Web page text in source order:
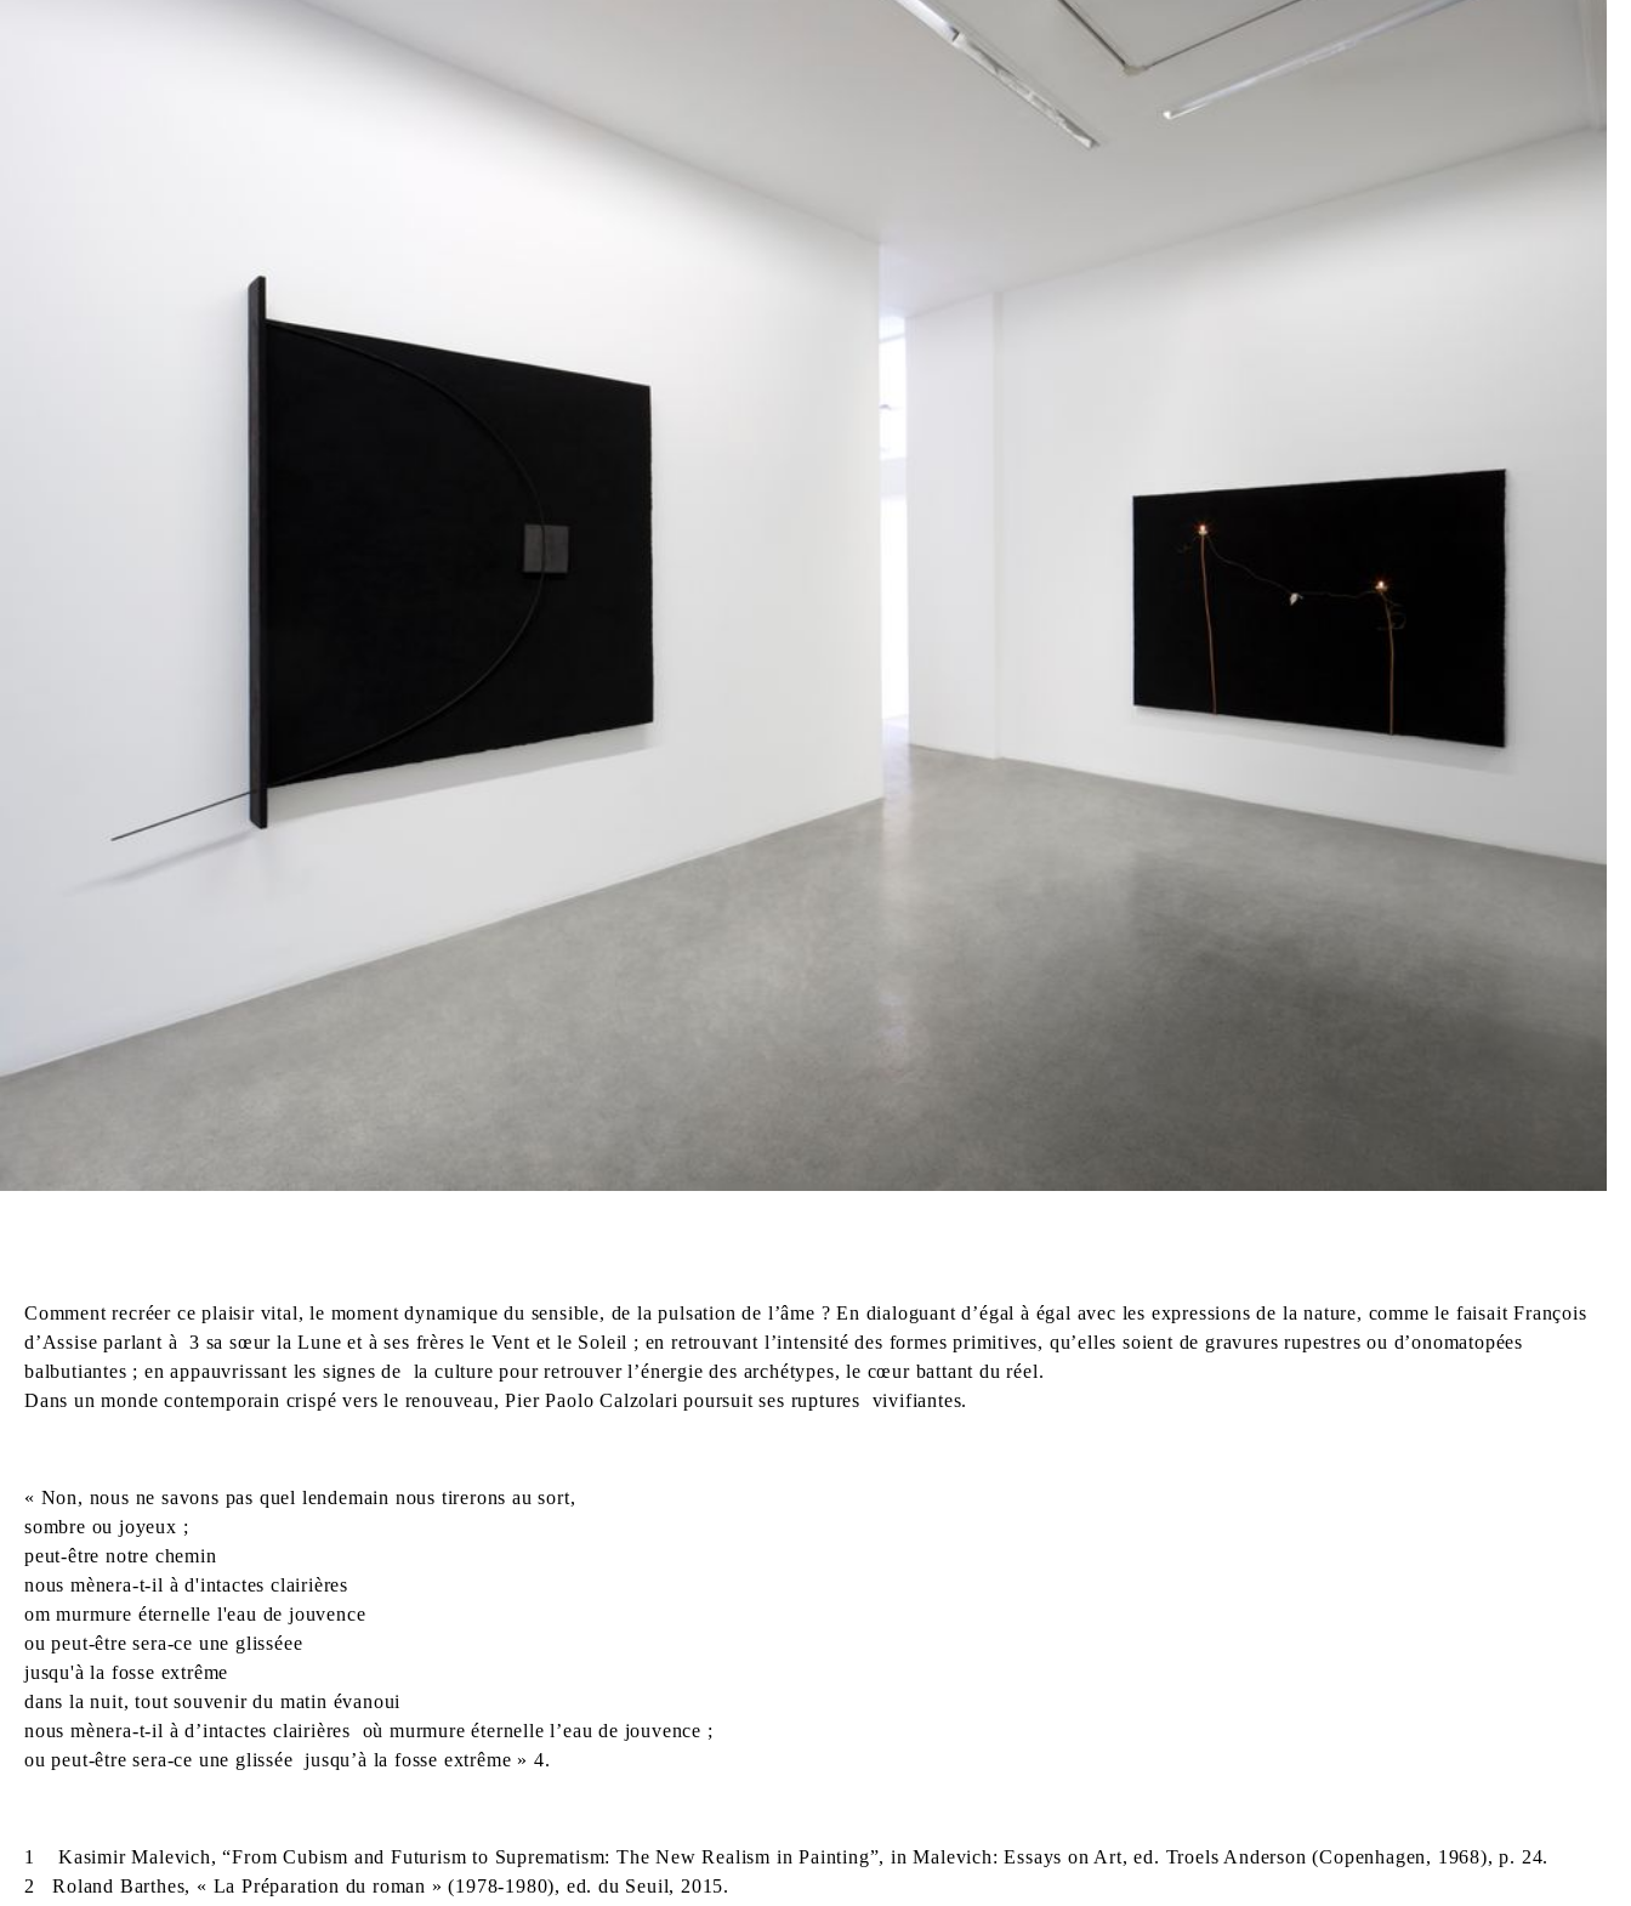
Comment recréer ce plaisir vital, le moment dynamique du sensible, de la pulsation de l’âme ? En dialoguant d’égal à égal avec les expressions de la nature, comme le faisait François
d’Assise parlant à 3 sa sœur la Lune et à ses frères le Vent et le Soleil ; en retrouvant l’intensité des formes primitives, qu’elles soient de gravures rupestres ou d’onomatopées
balbutiantes ; en appauvrissant les signes de la culture pour retrouver l’énergie des archétypes, le cœur battant du réel.
Dans un monde contemporain crispé vers le renouveau, Pier Paolo Calzolari poursuit ses ruptures vivifiantes.
« Non, nous ne savons pas quel lendemain nous tirerons au sort,
sombre ou joyeux ;
peut-être notre chemin
nous mènera-t-il à d'intactes clairières
om murmure éternelle l'eau de jouvence
ou peut-être sera-ce une glisséee
jusqu'à la fosse extrême
dans la nuit, tout souvenir du matin évanoui
nous mènera-t-il à d’intactes clairières où murmure éternelle l’eau de jouvence ;
ou peut-être sera-ce une glissée jusqu’à la fosse extrême » 4.
1 Kasimir Malevich, “From Cubism and Futurism to Suprematism: The New Realism in Painting”, in Malevich: Essays on Art, ed. Troels Anderson (Copenhagen, 1968), p. 24.
2 Roland Barthes, « La Préparation du roman » (1978-1980), ed. du Seuil, 2015.